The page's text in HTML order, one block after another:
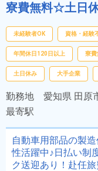
寮費無料☆土日
未経験者OK 資格・経験
年間休日120日以上 寮費
土日休み 大手企業
勤務地 愛知県 田
最寄駅
自動車用部品の製
性活躍中♪日払い制
ク送迎あり！赴任